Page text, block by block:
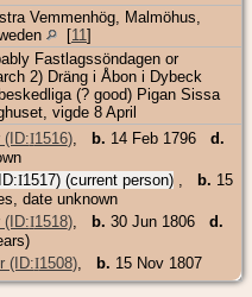
Vemmenhög, Malmöhus,
[11 ]
Fastlagssöndagen or
2) Dräng i Åbon i Dybeck
(? good) Pigan Sissa
vigde 8 April
(ID:I1516), b. 14 Feb 1796 d.
I1517) (current person), b. 15
date unknown
(ID:I1518), b. 30 Jun 1806 d.
(ID:I1508), b. 15 Nov 1807